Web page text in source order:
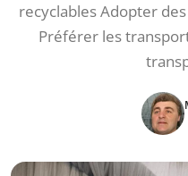
recyclables Adopter
Préférer les